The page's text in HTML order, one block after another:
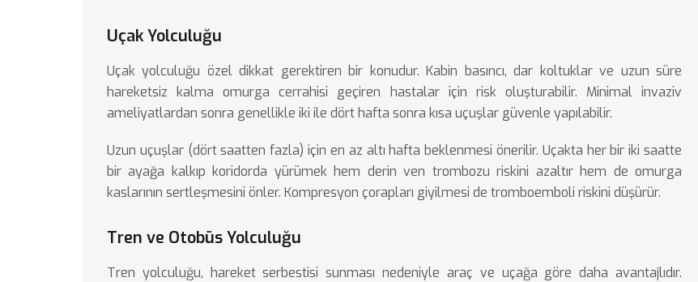
Uçak Yolculuğu
Uçak yolculuğu özel dikkat gerektiren bir konudur. Kabin basıncı, dar koltuklar ve uzun süre
hareketsiz kalma omurga cerrahisi geçiren hastalar için risk oluşturabilir. Minimal invaziv
ameliyatlardan sonra genellikle iki ile dört hafta sonra kısa uçuşlar güvenle yapılabilir.
Uzun uçuşlar (dört saatten fazla) için en az altı hafta beklenmesi önerilir. Uçakta her bir iki saatte
bir ayağa kalkıp koridorda yürümek hem derin ven trombozu riskini azaltır hem de omurga
kaslarının sertleşmesini önler. Kompresyon çorapları giyilmesi de tromboemboli riskini düşürür.
Tren ve Otobüs Yolculuğu
Tren yolculuğu, hareket serbestisi sunması nedeniyle araç ve uçağa göre daha avantajlıdır.